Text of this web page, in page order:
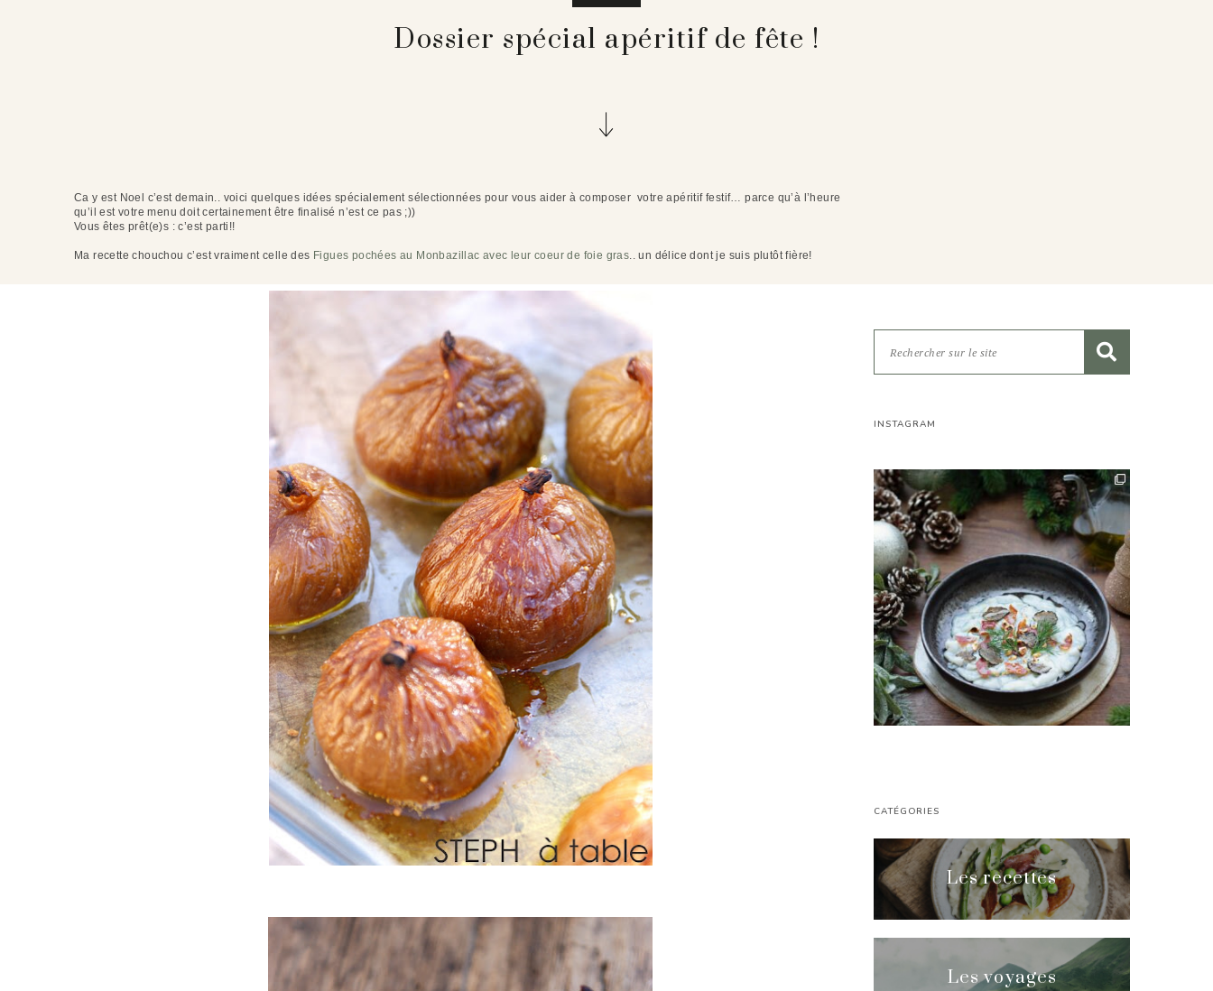
Dossier spécial apéritif de fête !
Ca y est Noel c’est demain.. voici quelques idées spécialement sélectionnées pour vous aider à composer votre apéritif festif… parce qu’à l’heure
qu’il est votre menu doit certainement être finalisé n’est ce pas ;))
Vous êtes prêt(e)s : c’est parti!!
Ma recette chouchou c’est vraiment celle des Figues pochées au Monbazillac avec leur coeur de foie gras.. un délice dont je suis plutôt fière!
INSTAGRAM
CATÉGORIES
Les recettes
Les voyages